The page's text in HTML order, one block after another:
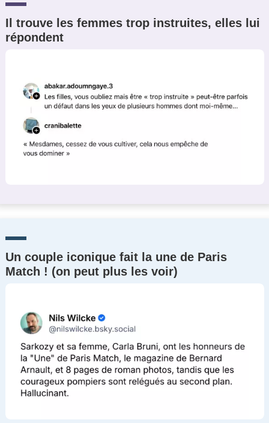
Il trouve les femmes trop instruites, elles lui
répondent
Un couple iconique fait la une de Paris
Match ! (on peut plus les voir)